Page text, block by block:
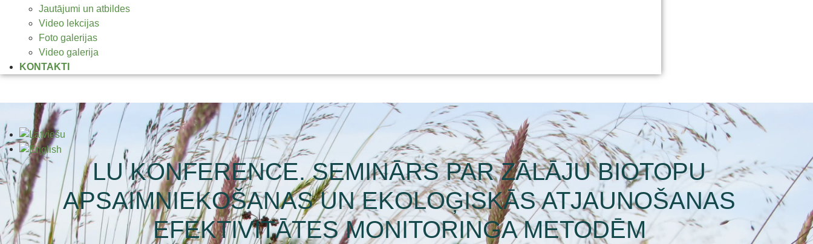
Jautājumi un atbildes
Video lekcijas
Foto galerijas
Video galerija
KONTAKTI
LU KONFERENCE. SEMINĀRS PAR ZĀLĀJU BIOTOPU
APSAIMNIEKOŠANAS UN EKOLOĢISKĀS ATJAUNOŠANAS
EFEKTIVITĀTES MONITORINGA METODĒM